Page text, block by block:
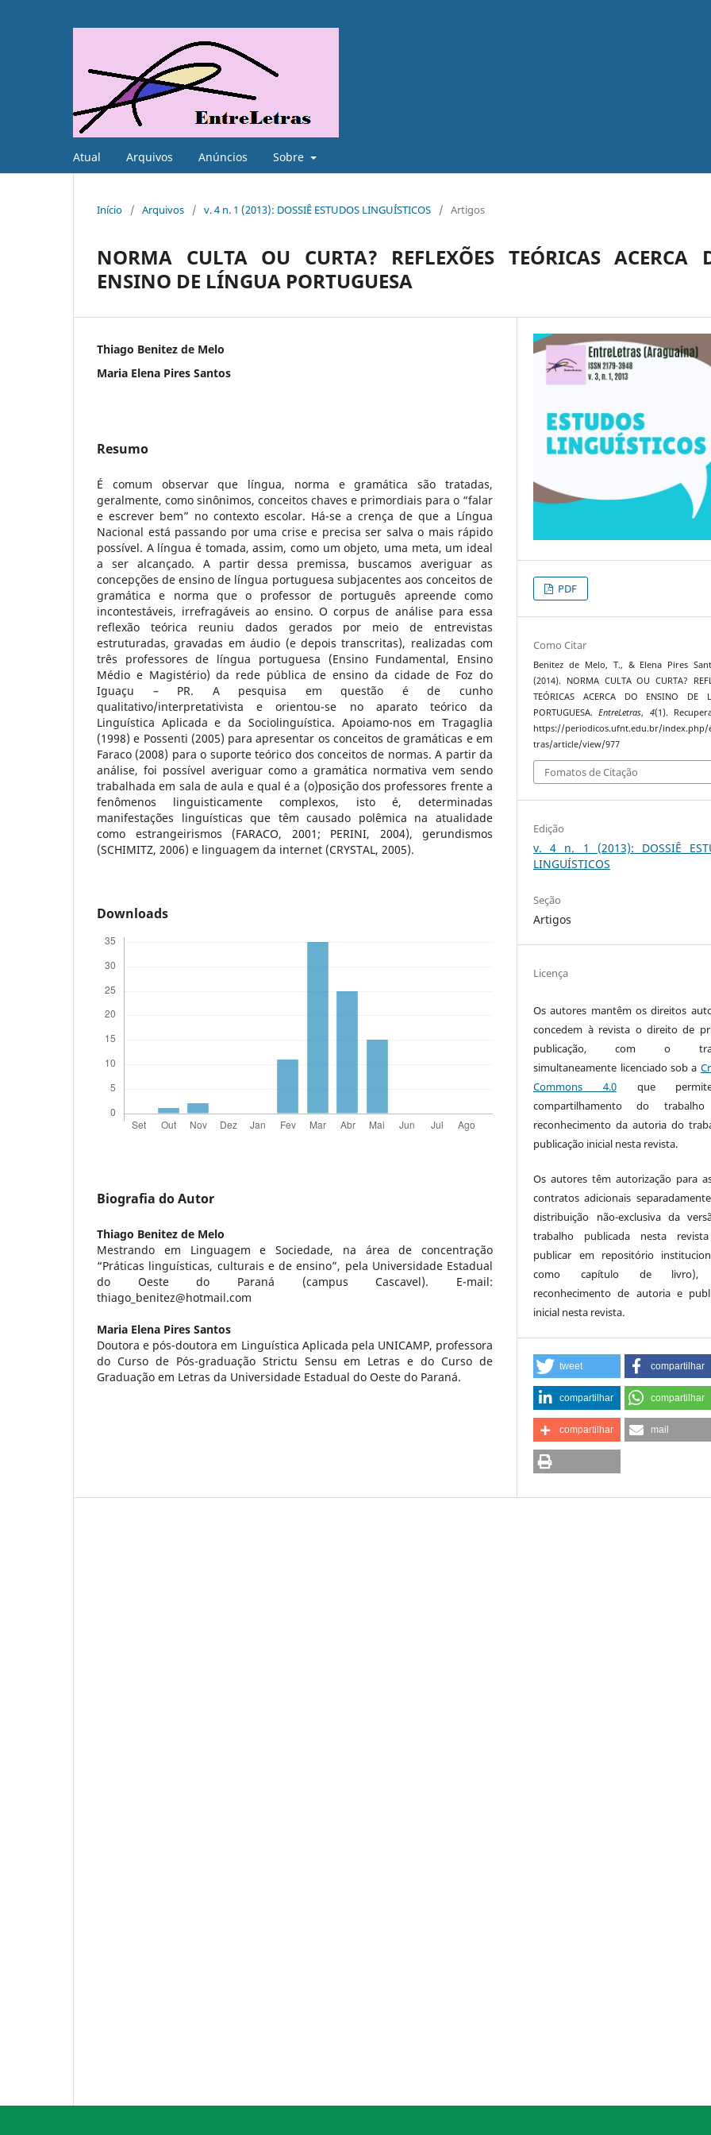
Atual Arquivos Anúncios Sobre
Início / Arquivos / v. 4 n. 1 (2013): DOSSIÊ ESTUDOS LINGUÍSTICOS / Artigos
NORMA CULTA OU CURTA? REFLEXÕES TEÓRICAS ACERCA
ENSINO DE LÍNGUA PORTUGUESA
Thiago Benitez de Melo
Maria Elena Pires Santos
Resumo
É comum observar que língua, norma e gramática são tratadas,
geralmente, como sinônimos, conceitos chaves e primordiais para o “falar
e escrever bem” no contexto escolar. Há-se a crença de que a Língua
Nacional está passando por uma crise e precisa ser salva o mais rápido
possível. A língua é tomada, assim, como um objeto, uma meta, um ideal
a ser alcançado. A partir dessa premissa, buscamos averiguar as
concepções de ensino de língua portuguesa subjacentes aos conceitos de
gramática e norma que o professor de português apreende como
incontestáveis, irrefragáveis ao ensino. O corpus de análise para essa
reflexão teórica reuniu dados gerados por meio de entrevistas
estruturadas, gravadas em áudio (e depois transcritas), realizadas com
três professores de língua portuguesa (Ensino Fundamental, Ensino
Médio e Magistério) da rede pública de ensino da cidade de Foz do
Iguaçu – PR. A pesquisa em questão é de cunho
qualitativo/interpretativista e orientou-se no aparato teórico da
Linguística Aplicada e da Sociolinguística. Apoiamo-nos em Tragaglia
(1998) e Possenti (2005) para apresentar os conceitos de gramáticas e em
Faraco (2008) para o suporte teórico dos conceitos de normas. A partir da
análise, foi possível averiguar como a gramática normativa vem sendo
trabalhada em sala de aula e qual é a (o)posição dos professores frente a
fenômenos linguisticamente complexos, isto é, determinadas
manifestações linguísticas que têm causado polêmica na atualidade
como estrangeirismos (FARACO, 2001; PERINI, 2004), gerundismos
(SCHIMITZ, 2006) e linguagem da internet (CRYSTAL, 2005).
Downloads
Biografia do Autor
Thiago Benitez de Melo
Mestrando em Linguagem e Sociedade, na área de concentração
“Práticas linguísticas, culturais e de ensino”, pela Universidade Estadual
do Oeste do Paraná (campus Cascavel). E-mail:
thiago_benitez@hotmail.com
Maria Elena Pires Santos
Doutora e pós-doutora em Linguística Aplicada pela UNICAMP, professora
do Curso de Pós-graduação Strictu Sensu em Letras e do Curso de
Graduação em Letras da Universidade Estadual do Oeste do Paraná.
PDF
Como Citar
Benitez de Melo, T., & Elena Pires
(2014). NORMA CULTA OU CURTA?
TEÓRICAS ACERCA DO ENSINO DE
PORTUGUESA.EntreLetras, 4(1).
https://periodicos.ufnt.edu.br/index.php/
tras/article/view/977
Fomatos de Citação
Edição
v. 4 n. 1 (2013): DOSSIÊ
LINGUÍSTICOS
Seção
Artigos
Licença
Os autores mantêm os direitos
concedem à revista o direito de
publicação, com o
simultaneamente licenciado sob a
Commons 4.0que
compartilhamento do
reconhecimento da autoria do
publicação inicial nesta revista.
Os autores têm autorização para
contratos adicionais
distribuição não-exclusiva da
trabalho publicada nesta
publicar em repositório
como capítulo de livro),
reconhecimento de autoria e
inicial nesta revista.
tweet compartilhar
compartilhar compartilhar
compartilhar mail